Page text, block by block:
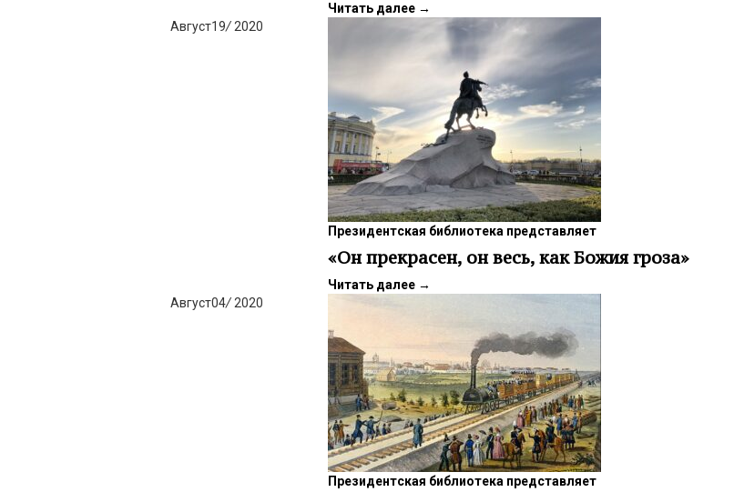
Читать далее →
Август19/ 2020
Президентская библиотека представляет
«Он прекрасен, он весь, как Божия гроза»
Читать далее →
Август04/ 2020
Президентская библиотека представляет